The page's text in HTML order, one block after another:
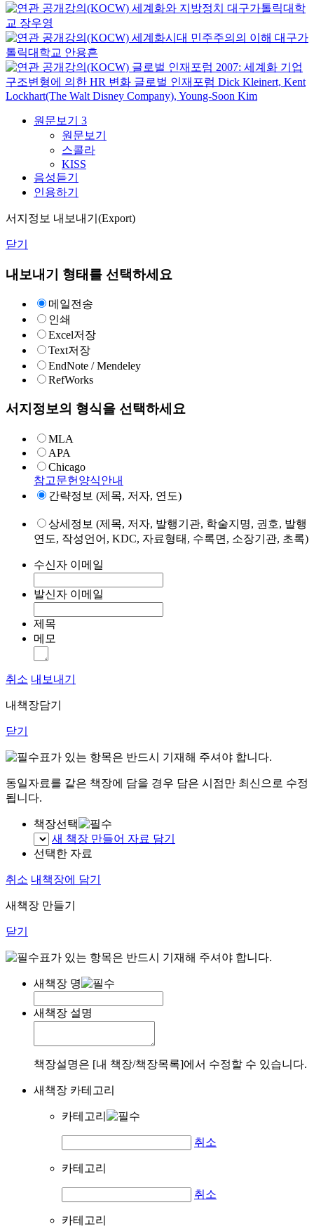
세계화와 지방정치 대구가톨릭대학
교 장우영
세계화시대 민주주의의 이해 대구가
톨릭대학교 안용흔
글로벌 인재포럼 2007: 세계화 기업
구조변형에 의한 HR 변화 글로벌 인재포럼 Dick Kleinert, Kent
Lockhart(The Walt Disney Company), Young-Soon Kim
원문보기 3
원문보기
스콜라
KISS
음성듣기
인용하기
서지정보 내보내기(Export)
닫기
내보내기 형태를 선택하세요
메일전송
인쇄
Excel저장
Text저장
EndNote / Mendeley
RefWorks
서지정보의 형식을 선택하세요
MLA
APA
Chicago
참고문헌양식안내
간략정보 (제목, 저자, 연도)
상세정보 (제목, 저자, 발행기관, 학술지명, 권호, 발행
연도, 작성언어, KDC, 자료형태, 수록면, 소장기관, 초록)
수신자 이메일
발신자 이메일
제목
메모
취소 내보내기
내책장담기
닫기
표가 있는 항목은 반드시 기재해 주셔야 합니다.
동일자료를 같은 책장에 담을 경우 담은 시점만 최신으로 수정
됩니다.
책장선택
새 책장 만들어 자료 담기
선택한 자료
취소 내책장에 담기
새책장 만들기
닫기
표가 있는 항목은 반드시 기재해 주셔야 합니다.
새책장 명
새책장 설명
책장설명은 [내 책장/책장목록]에서 수정할 수 있습니다.
새책장 카테고리
카테고리
취소
카테고리
취소
카테고리